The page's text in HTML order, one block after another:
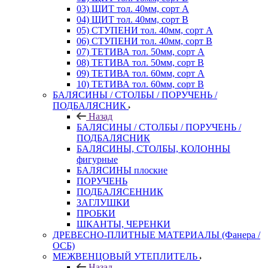
03) ЩИТ тол. 40мм, сорт А
04) ЩИТ тол. 40мм, сорт В
05) СТУПЕНИ тол. 40мм, сорт А
06) СТУПЕНИ тол. 40мм, сорт В
07) ТЕТИВА тол. 50мм, сорт А
08) ТЕТИВА тол. 50мм, сорт В
09) ТЕТИВА тол. 60мм, сорт А
10) ТЕТИВА тол. 60мм, сорт В
БАЛЯСИНЫ / СТОЛБЫ / ПОРУЧЕНЬ /
ПОДБАЛЯСНИК
Назад
БАЛЯСИНЫ / СТОЛБЫ / ПОРУЧЕНЬ /
ПОДБАЛЯСНИК
БАЛЯСИНЫ, СТОЛБЫ, КОЛОННЫ
фигурные
БАЛЯСИНЫ плоские
ПОРУЧЕНЬ
ПОДБАЛЯСЕННИК
ЗАГЛУШКИ
ПРОБКИ
ШКАНТЫ, ЧЕРЕНКИ
ДРЕВЕСНО-ПЛИТНЫЕ МАТЕРИАЛЫ (Фанера /
ОСБ)
МЕЖВЕНЦОВЫЙ УТЕПЛИТЕЛЬ